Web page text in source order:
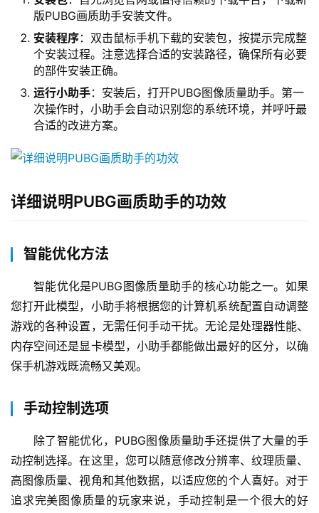
版PUBG画质助手安装文件。
安装程序：双击鼠标手机下载的安装包，按提示完成整
个安装过程。注意选择合适的安装路径，确保所有必要
的部件安装正确。
运行小助手：安装后，打开PUBG图像质量助手。第一
次操作时，小助手会自动识别您的系统环境，并呼吁最
合适的改进方案。
详细说明PUBG画质助手的功效
智能优化方法
智能优化是PUBG图像质量助手的核心功能之一。如果
您打开此模型，小助手将根据您的计算机系统配置自动调整
游戏的各种设置，无需任何手动干扰。无论是处理器性能、
内存空间还是显卡模型，小助手都能做出最好的区分，以确
保手机游戏既流畅又美观。
手动控制选项
除了智能优化，PUBG图像质量助手还提供了大量的手
动控制选择。在这里，您可以随意修改分辨率、纹理质量、
高图像质量、视角和其他数据，以适应您的个人喜好。对于
追求完美图像质量的玩家来说，手动控制是一个很大的好